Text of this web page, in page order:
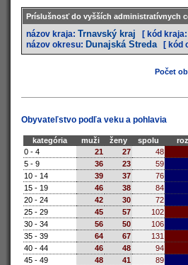
Príslušnosť do vyšších administratívnych
názov kraja: Trnavský kraj [ kód kraja:
názov okresu: Dunajská Streda [ kód
Počet
Obyvateľstvo podľa veku a pohlavia
kategória muži ženy spolu
0 - 4
21 27 48
5 - 9
36 23 59
10 - 14
39 37 76
15 - 19
46 38 84
20 - 24
42 30 72
25 - 29
45 57 102
30 - 34
56 50 106
35 - 39
64 67 131
40 - 44
46 48 94
45 - 49
48 41 89